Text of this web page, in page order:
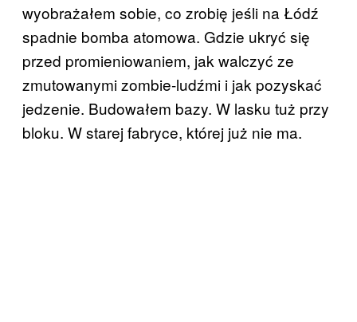
wyobrażałem sobie, co zrobię jeśli na Łódź
spadnie bomba atomowa. Gdzie ukryć się
przed promieniowaniem, jak walczyć ze
zmutowanymi zombie-ludźmi i jak pozyskać
jedzenie. Budowałem bazy. W lasku tuż przy
bloku. W starej fabryce, której już nie ma.